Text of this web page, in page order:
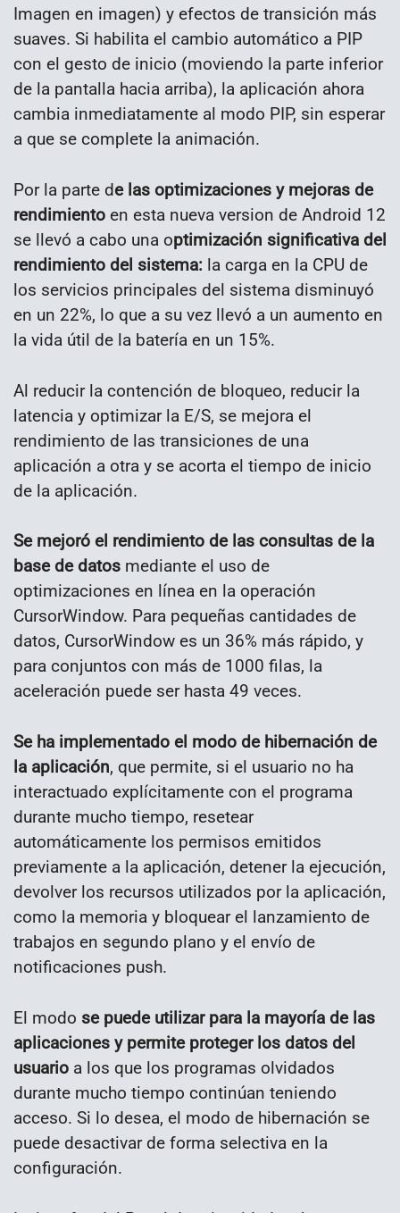
Imagen en imagen) y efectos de transición más
suaves. Si habilita el cambio automático a PIP
con el gesto de inicio (moviendo la parte inferior
de la pantalla hacia arriba), la aplicación ahora
cambia inmediatamente al modo PIP, sin esperar
a que se complete la animación.
Por la parte de las optimizaciones y mejoras de
rendimiento en esta nueva version de Android 12
se llevó a cabo una optimización significativa del
rendimiento del sistema: la carga en la CPU de
los servicios principales del sistema disminuyó
en un 22%, lo que a su vez llevó a un aumento en
la vida útil de la batería en un 15%.
Al reducir la contención de bloqueo, reducir la
latencia y optimizar la E/S, se mejora el
rendimiento de las transiciones de una
aplicación a otra y se acorta el tiempo de inicio
de la aplicación.
Se mejoró el rendimiento de las consultas de la
base de datos mediante el uso de
optimizaciones en línea en la operación
CursorWindow. Para pequeñas cantidades de
datos, CursorWindow es un 36% más rápido, y
para conjuntos con más de 1000 filas, la
aceleración puede ser hasta 49 veces.
Se ha implementado el modo de hibernación de
la aplicación, que permite, si el usuario no ha
interactuado explícitamente con el programa
durante mucho tiempo, resetear
automáticamente los permisos emitidos
previamente a la aplicación, detener la ejecución,
devolver los recursos utilizados por la aplicación,
como la memoria y bloquear el lanzamiento de
trabajos en segundo plano y el envío de
notificaciones push.
El modo se puede utilizar para la mayoría de las
aplicaciones y permite proteger los datos del
usuario a los que los programas olvidados
durante mucho tiempo continúan teniendo
acceso. Si lo desea, el modo de hibernación se
puede desactivar de forma selectiva en la
configuración.